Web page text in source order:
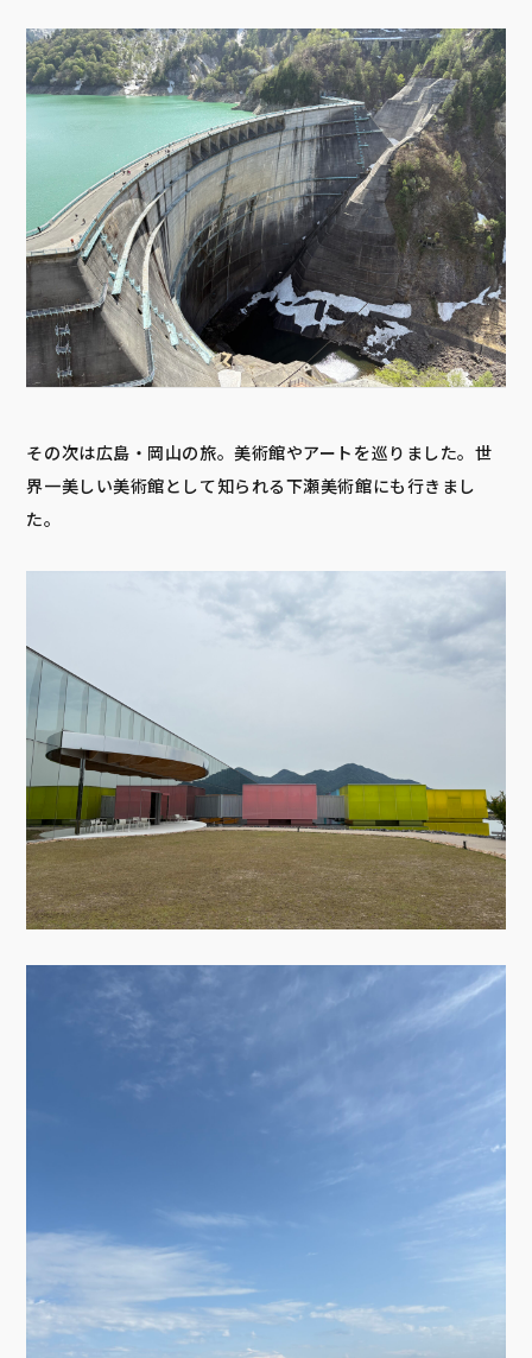
その次は広島・岡山の旅。美術館やアートを巡りました。世
界一美しい美術館として知られる下瀬美術館にも行きまし
た。